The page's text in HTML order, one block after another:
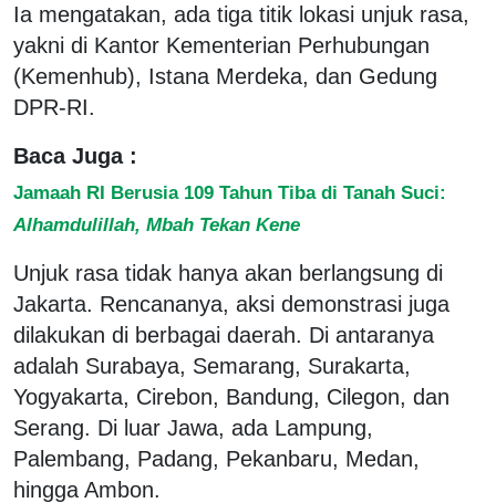
Ia mengatakan, ada tiga titik lokasi unjuk rasa,
yakni di Kantor Kementerian Perhubungan
(Kemenhub), Istana Merdeka, dan Gedung
DPR-RI.
Baca Juga :
Jamaah RI Berusia 109 Tahun Tiba di Tanah Suci:
Alhamdulillah, Mbah Tekan Kene
Unjuk rasa tidak hanya akan berlangsung di
Jakarta. Rencananya, aksi demonstrasi juga
dilakukan di berbagai daerah. Di antaranya
adalah Surabaya, Semarang, Surakarta,
Yogyakarta, Cirebon, Bandung, Cilegon, dan
Serang. Di luar Jawa, ada Lampung,
Palembang, Padang, Pekanbaru, Medan,
hingga Ambon.